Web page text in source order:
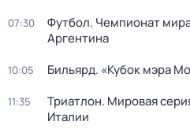
07:30
Футбол. Чемпионат
Аргентина
10:05 Бильярд. «Кубок мэра
11:35
Триатлон. Мировая
Италии